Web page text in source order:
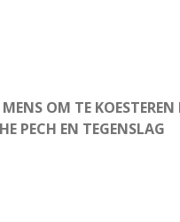
OM TE
PECH EN TEGENSLAG